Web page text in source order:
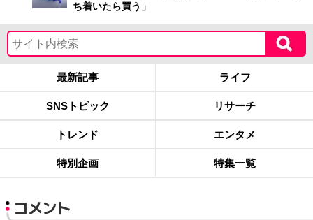
ち着いたら買う」
最新記事 ライフ
SNSトピック リサーチ
トレンド エンタメ
特別企画 特集一覧
コメント